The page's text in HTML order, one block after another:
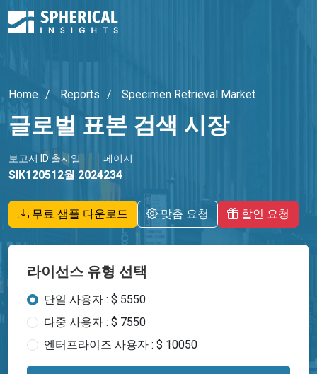
Home Reports Specimen Retrieval Market
글로벌 표본 검색 시장
보고서 ID
SIK1205
출시일
12월 2024
페이지
234
무료 샘플 다운로드 맞춤 요청 할인 요청
라이선스 유형 선택
단일 사용자 : $ 5550
다중 사용자 : $ 7550
엔터프라이즈 사용자 : $ 10050